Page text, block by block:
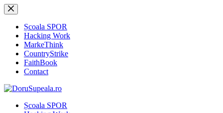
Sari
la
conținutȘcoala SPOR
Hacking Work
MarkeThink
CountryStrike
FaithBook
Contact
Școala SPOR